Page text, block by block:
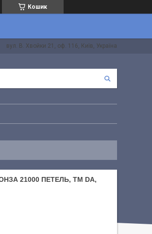
Кошик
вул. В. Хвойки 21, оф. 116, Київ, Україна
21000 ПЕТЕЛЬ, ТМ DA,